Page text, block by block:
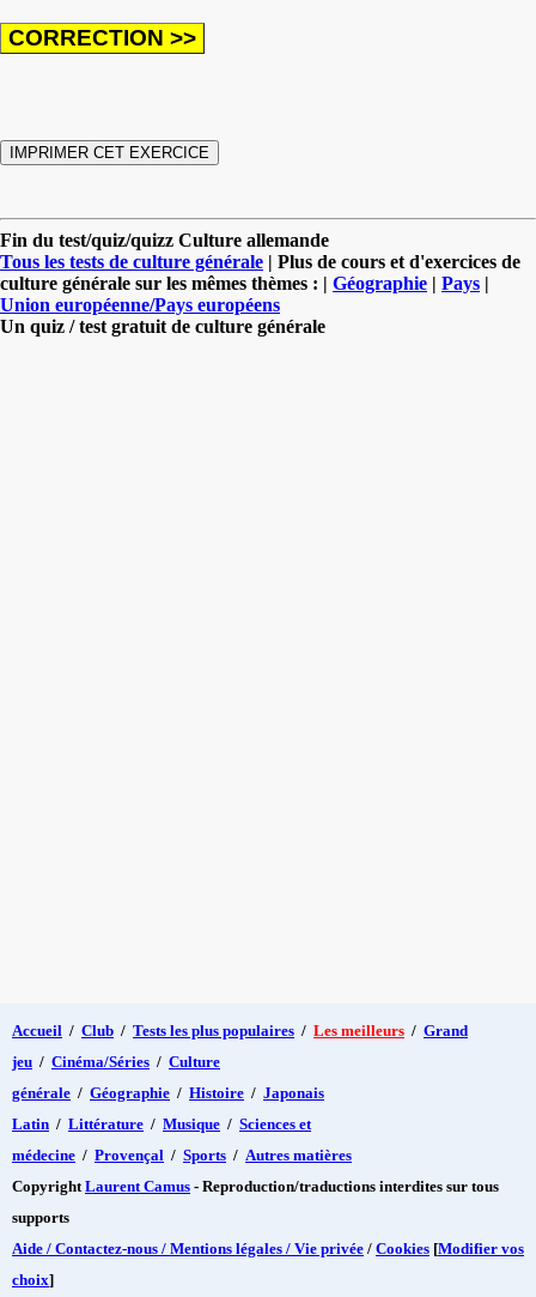
Fin du test/quiz/quizz Culture allemande
Tous les tests de culture générale | Plus de cours et d'exercices de
culture générale sur les mêmes thèmes : | Géographie | Pays |
Union européenne/Pays européens
Un quiz / test gratuit de culture générale
Accueil / Club / Tests les plus populaires / Les meilleurs / Grand
jeu / Cinéma/Séries / Culture
générale / Géographie / Histoire / Japonais
Latin / Littérature / Musique / Sciences et
médecine / Provençal / Sports / Autres matières
Copyright Laurent Camus - Reproduction/traductions interdites sur tous
supports
Aide / Contactez-nous / Mentions légales / Vie privée / Cookies [Modifier vos
choix]